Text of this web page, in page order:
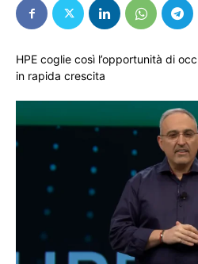
HPE coglie così l’opportunità di
in rapida crescita